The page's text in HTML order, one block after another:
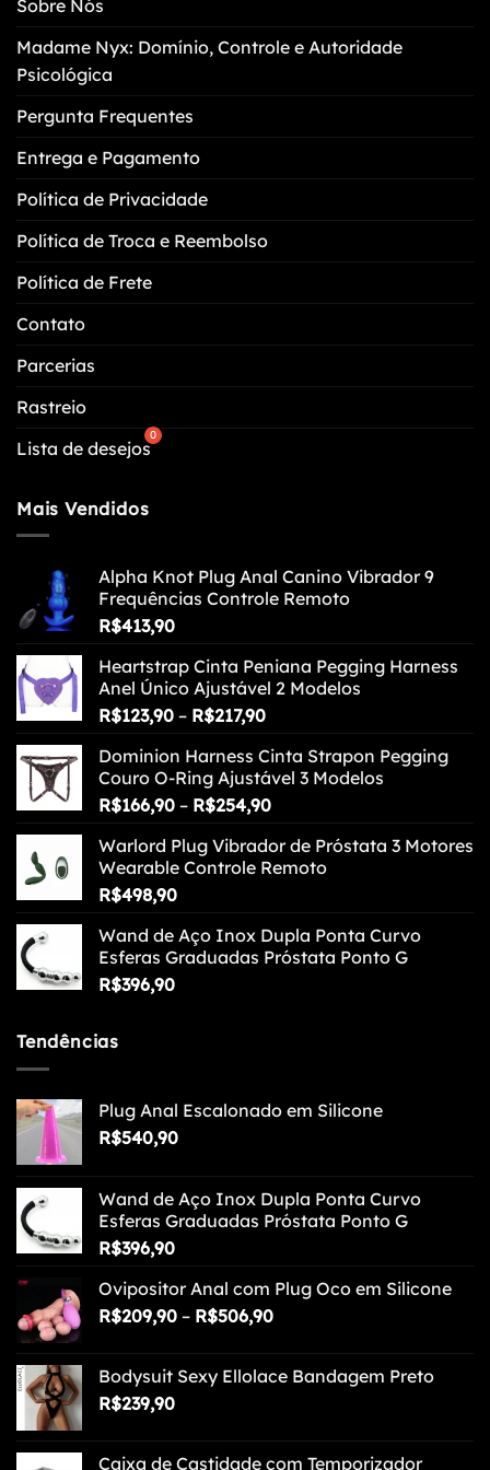
ser
na
página
produto
Sobre Nós
Madame Nyx: Domínio, Controle e Autoridade
Psicológica
Pergunta Frequentes
Entrega e Pagamento
Política de Privacidade
Política de Troca e Reembolso
Política de Frete
Contato
Parcerias
Rastreio
Lista de desejos
Mais Vendidos
Alpha Knot Plug Anal Canino Vibrador 9
Frequências Controle Remoto
R$413,90
Heartstrap Cinta Peniana Pegging Harness
Anel Único Ajustável 2 Modelos
R$123,90 – R$217,90Faixa
preço:
R$123,90
através
Dominion Harness Cinta Strapon Pegging
Couro O-Ring Ajustável 3 Modelos
R$166,90 – R$254,90Faixa
preço:
R$166,90
Warlord Plug Vibrador de Próstata 3 Motores
Wearable Controle Remoto
R$498,90
Wand de Aço Inox Dupla Ponta Curvo
Esferas Graduadas Próstata Ponto G
R$396,90
Tendências
Plug Anal Escalonado em Silicone
R$540,90
Wand de Aço Inox Dupla Ponta Curvo
Esferas Graduadas Próstata Ponto G
R$396,90
Ovipositor Anal com Plug Oco em Silicone
R$209,90 – R$506,90Faixa
R$209,90
Bodysuit Sexy Ellolace Bandagem Preto
R$239,90
Caixa de Castidade com Temporizador